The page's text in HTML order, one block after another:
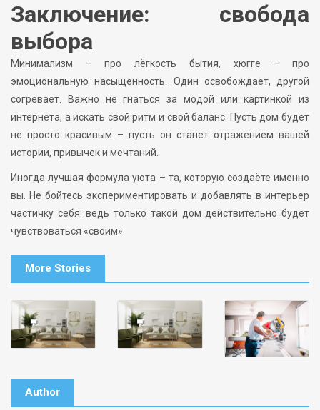
Заключение: свобода
выбора
Минимализм – про лёгкость бытия, хюгге – про
эмоциональную насыщенность. Один освобождает, другой
согревает. Важно не гнаться за модой или картинкой из
интернета, а искать свой ритм и свой баланс. Пусть дом будет
не просто красивым – пусть он станет отражением вашей
истории, привычек и мечтаний.
Иногда лучшая формула уюта – та, которую создаёте именно
вы. Не бойтесь экспериментировать и добавлять в интерьер
частичку себя: ведь только такой дом действительно будет
чувствоваться «своим».
More Stories
Author